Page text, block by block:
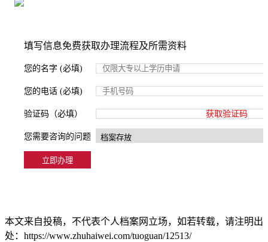
填写信息免费获取办理流程及所需资料
您的名字 (必填)
您的电话 (必填)
验证码（必填） 获取验证码
您需要咨询的问题
本文来自投稿，不代表个人档案网立场，如若转载，请注明出
处：https://www.zhuhaiwei.com/tuoguan/12513/